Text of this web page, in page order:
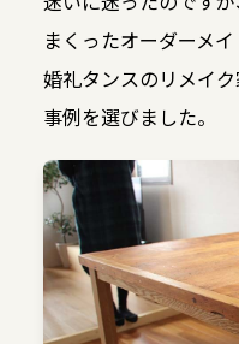
まくったオーダーメ
婚礼タンスのリメイ
事例を選びました。